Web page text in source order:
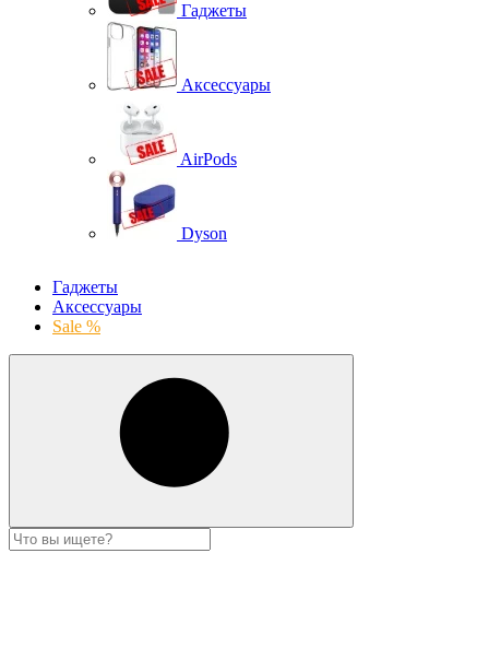
Гаджеты
Аксессуары
AirPods
Dyson
Гаджеты
Аксессуары
Sale %